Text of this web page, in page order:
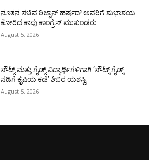
ನೂತನ ಸಚಿವ ರಿಜ್ವಾನ್ ಹರ್ಷದ್ ಅವರಿಗೆ ಶುಭಾಶಯ
ಕೋರಿದ ಕಾಪು ಕಾಂಗ್ರೆಸ್ ಮುಖಂಡರು
August 5, 2026
ಸೌಟ್ಸ್ ಮತ್ತು ಗೈಡ್ಸ್ ವಿದ್ಯಾರ್ಥಿಗಳಿಗಾಗಿ ‘ಸೌಟ್ಸ್ ಗೈಡ್ಸ್
ನಡಿಗೆ ಕೃಷಿಯ ಕಡೆ’ ಶಿಬಿರ ಯಶಸ್ವಿ
August 5, 2026